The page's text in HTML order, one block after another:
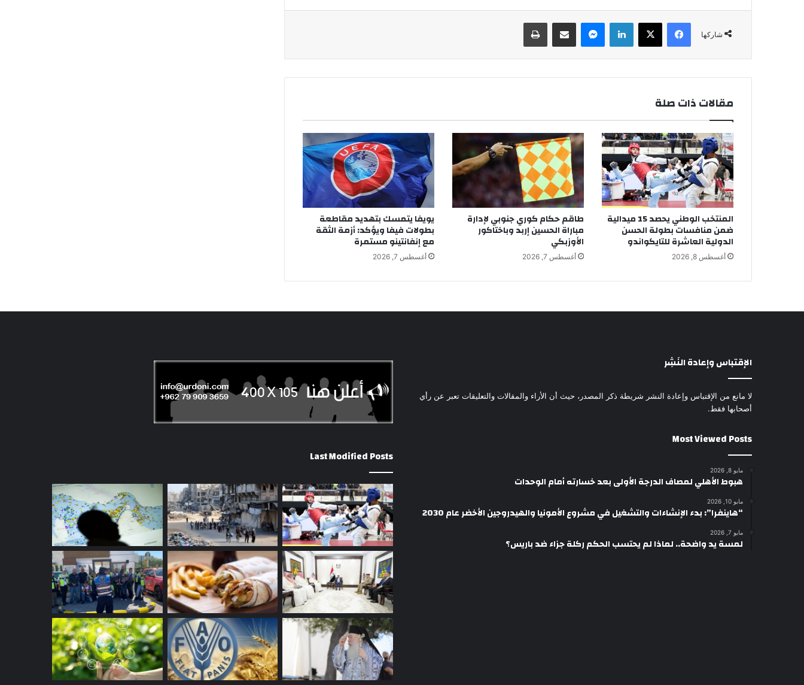
شاركها
فيسبوك لينكدإن
مقالات ذات صلة
المنتخب الوطني يحصد 15 ميدالية
ضمن منافسات بطولة الحسن
الدولية العاشرة للتايكواندو
أغسطس 8, 2026
طاقم حكام كوري جنوبي لإدارة
مباراة الحسين إربد وباختاكور
الأوزبكي
أغسطس 7, 2026
يويفا يتمسك بتهديد مقاطعة
بطولات فيفا ويؤكد: أزمة الثقة
مع إنفانتينو مستمرة
أغسطس 7, 2026
الإقتباس وإعادة النَشِر
لا مانع من الإقتباس وإعادة النشر شريطة ذكر المصدر، حيث أن الأراء والمقالات والتعليقات تعبر عن رأي
أصحابها فقط.
Most Viewed Posts
مايو 8, 2026
هبوط الأهلي لمصاف الدرجة الأولى بعد خسارته أمام الوحدات
مايو 10, 2026
“هاينفرا”: بدء الإنشاءات والتشغيل في مشروع الأمونيا والهيدروجين الأخضر عام 2030
مايو 7, 2026
لمسة يد واضحة.. لماذا لم يحتسب الحكم ركلة جزاء ضد باريس؟
Last Modified Posts